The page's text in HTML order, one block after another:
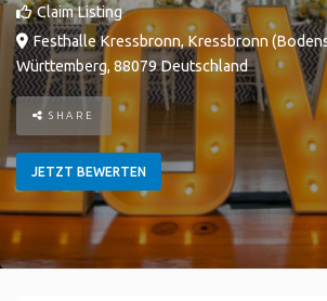
Claim Listing
Festhalle Kressbronn, Kressbronn
Württemberg,88079Deutschland
SHARE
JETZT BEWERTEN